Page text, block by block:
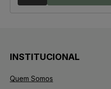
INSTITUCIONAL
Quem Somos